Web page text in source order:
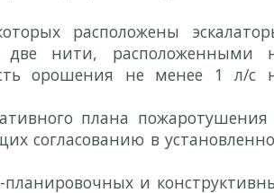
расположены
нити, расположенными
орошения не менее 1 л/с
плана
согласованию в
планировочных и